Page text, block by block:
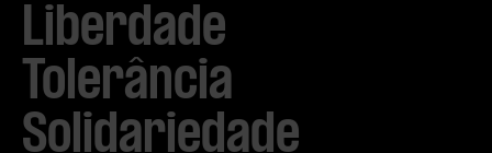
Liberdade
Tolerância
Solidariedade